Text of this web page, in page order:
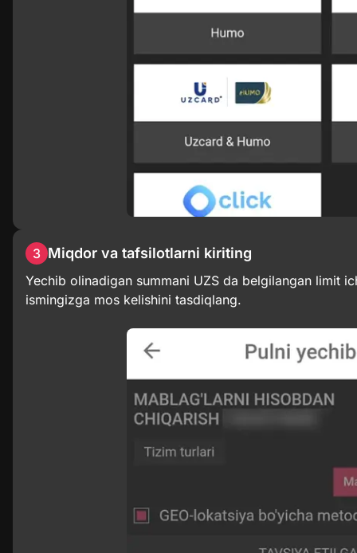
3 Miqdor va tafsilotlarni kiriting
Yechib olinadigan summani UZS da belgilangan limit
ismingizga mos kelishini tasdiqlang.